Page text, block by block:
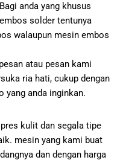
anda yang khusus
solder tentunya
walaupun mesin embos
atau pesan kami
ria hati, cukup dengan
yang anda inginkan.
kulit dan segala tipe
mesin yang kami buat
dan dengan harga